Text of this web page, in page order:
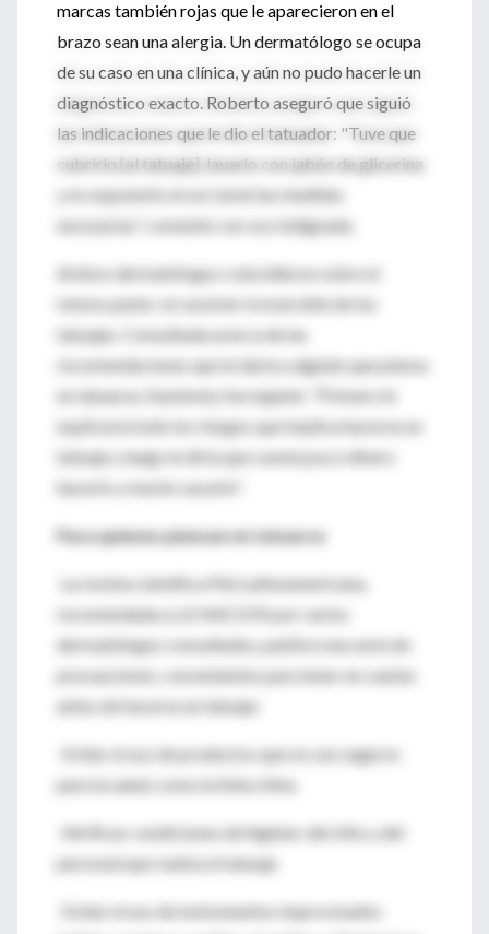
marcas también rojas que le aparecieron en el
brazo sean una alergia. Un dermatólogo se ocupa
de su caso en una clínica, y aún no pudo hacerle un
diagnóstico exacto. Roberto aseguró que siguió
las indicaciones que le dio el tatuador: "Tuve que
cubrirlo [al tatuaje], lavarlo con jabón de glicerina
y no exponerlo al sol, tomé las medidas
necesarias", comentó con voz indignada.
Ambos dermatólogos coincidieron sobre el
mismo punto: el carácter irreversible de los
tatuajes. Consultada acerca de las
recomendaciones que le daría a alguien que piensa
en tatuarse, Kaminsky fue tajante: "Primero le
explicaría todo los riesgos que implica hacerse un
tatuaje y luego le diría que cuesta poco dinero
hacerlo y mucho sacarlo".
Para quienes piensan en tatuarse
La revista científica Piel Latinoamericana,
recomendada a LA NACION por varios
dermatólogos consultados, publicó una serie de
precauciones, convenientes para tener en cuenta
antes de hacerse un tatuaje:
-Evitar el uso de productos que no son seguros
para la salud, como la tinta china
-Verificar condiciones de higiene: del sitio y del
personal que realiza el tatuaje
-Evitar el uso de instrumentos improvisados